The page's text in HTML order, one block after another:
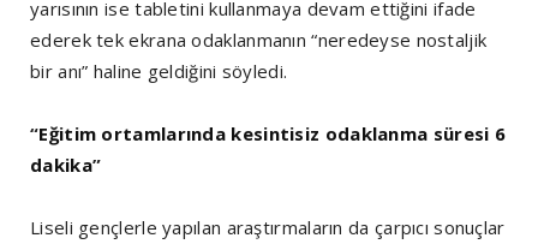
yarısının ise tabletini kullanmaya devam ettiğini ifade
ederek tek ekrana odaklanmanın “neredeyse nostaljik
bir anı” haline geldiğini söyledi.
“Eğitim ortamlarında kesintisiz odaklanma süresi 6
dakika”
Liseli gençlerle yapılan araştırmaların da çarpıcı sonuçlar